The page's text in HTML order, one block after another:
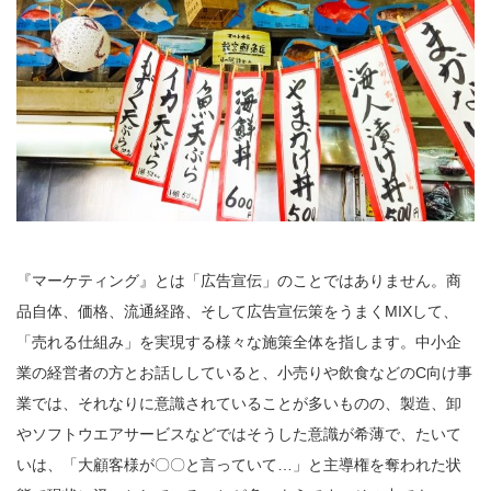
『マーケティング』とは「広告宣伝」のことではありません。商
品自体、価格、流通経路、そして広告宣伝策をうまくMIXして、
「売れる仕組み」を実現する様々な施策全体を指します。中小企
業の経営者の方とお話ししていると、小売りや飲食などのC向け事
業では、それなりに意識されていることが多いものの、製造、卸
やソフトウエアサービスなどではそうした意識が希薄で、たいて
いは、「大顧客様が〇〇と言っていて…」と主導権を奪われた状